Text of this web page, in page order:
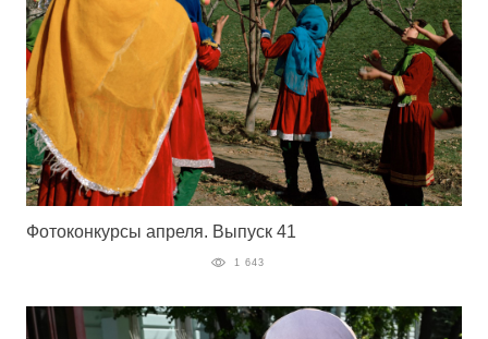
Фотоконкурсы апреля. Выпуск 41
1 643